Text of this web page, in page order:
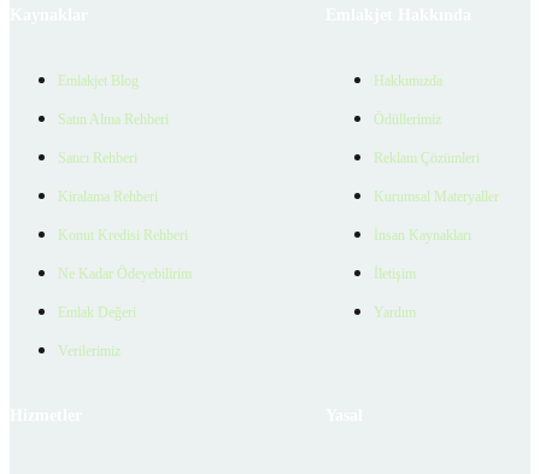
Emlakjet Blog
Satın Alma Rehberi
Satıcı Rehberi
Kiralama Rehberi
Konut Kredisi Rehberi
Ne Kadar Ödeyebilirim
Emlak Değeri
Verilerimiz
Hakkımızda
Ödüllerimiz
Reklam Çözümleri
Kurumsal Materyaller
İnsan Kaynakları
İletişim
Yardım